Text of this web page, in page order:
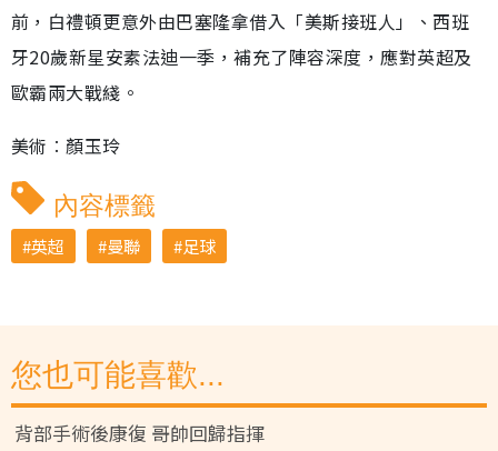
前，白禮頓更意外由巴塞隆拿借入「美斯接班人」、西班
牙20歲新星安素法迪一季，補充了陣容深度，應對英超及
歐霸兩大戰綫。
美術︰顏玉玲
內容標籤
英超 曼聯 足球
您也可能喜歡...
背部手術後康復 哥帥回歸指揮